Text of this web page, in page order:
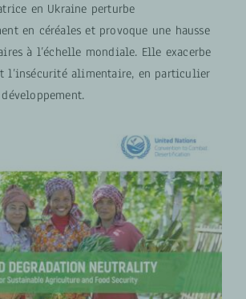
en Ukraine perturbe
en céréales et provoque une hausse
à l’échelle mondiale. Elle exacerbe
l’insécurité alimentaire, en particulier